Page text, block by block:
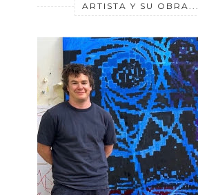
ARTISTA Y SU OBRA...